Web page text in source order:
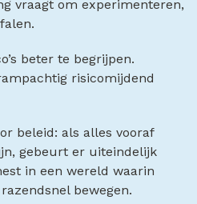
vraagt om experimenteren,
beter te begrijpen.
risicomijdend
beleid: als alles vooraf
gebeurt er uiteindelijk
in een wereld waarin
bewegen.